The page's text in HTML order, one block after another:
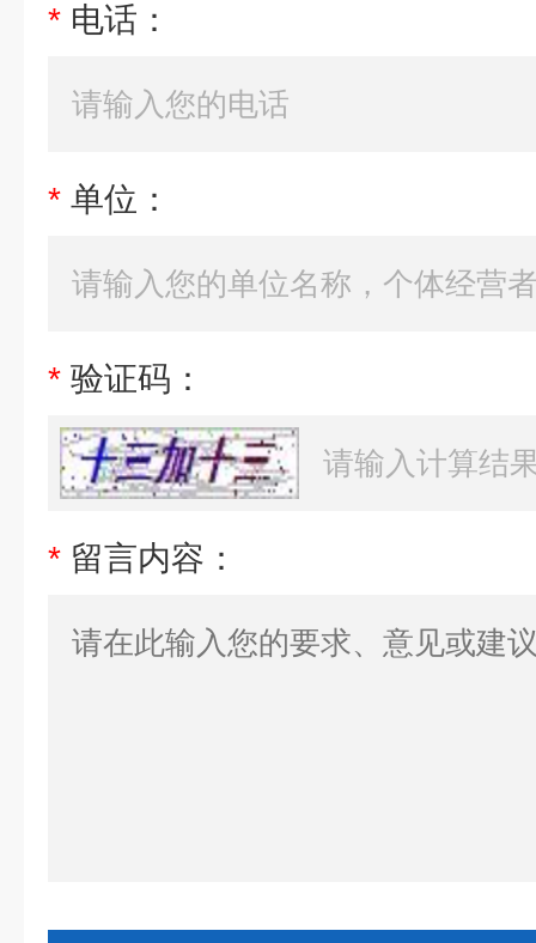
* 电话：
* 单位：
* 验证码：
* 留言内容：